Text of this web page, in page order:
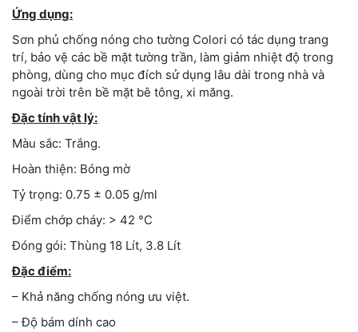
Ứng dụng:
Sơn phủ chống nóng cho tường Colori có tác dụng trang
trí, bảo vệ các bề mặt tường trần, làm giảm nhiệt độ trong
phòng, dùng cho mục đích sử dụng lâu dài trong nhà và
ngoài trời trên bề mặt bê tông, xi măng.
Đặc tính vật lý:
Màu sắc: Trắng.
Hoàn thiện: Bóng mờ
Tỷ trọng: 0.75 ± 0.05 g/ml
Điểm chớp cháy: > 42 °C
Đóng gói: Thùng 18 Lít, 3.8 Lít
Đặc điểm:
– Khả năng chống nóng ưu việt.
– Độ bám dính cao